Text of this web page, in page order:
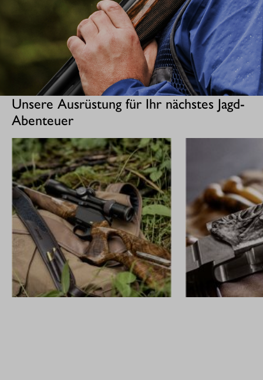
Unsere Ausrüstung für Ihr nächstes Jagd-
Abenteuer